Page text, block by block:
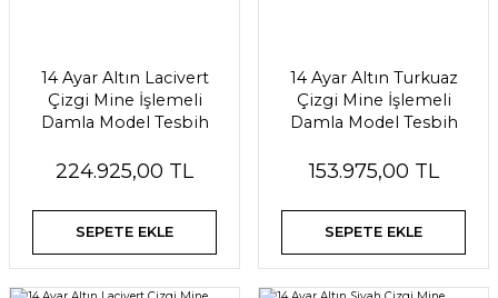
14 Ayar Altın Lacivert
Çizgi Mine İşlemeli
Damla Model Tesbih
224.925,00 TL
SEPETE EKLE
14 Ayar Altın Turkuaz
Çizgi Mine İşlemeli
Damla Model Tesbih
153.975,00 TL
SEPETE EKLE